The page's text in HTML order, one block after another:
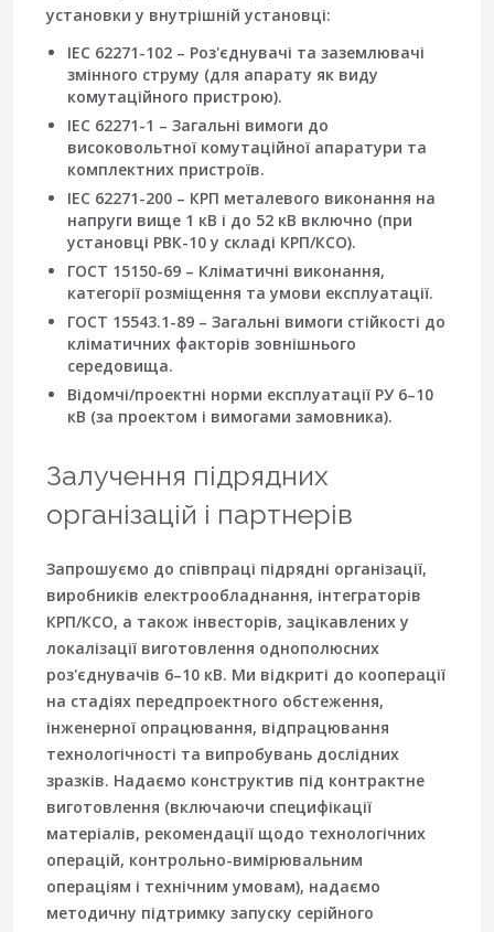
установки у внутрішній установці:
IEC 62271-102 – Роз'єднувачі та заземлювачі
змінного струму (для апарату як виду
комутаційного пристрою).
IEC 62271-1 – Загальні вимоги до
високовольтної комутаційної апаратури та
комплектних пристроїв.
IEC 62271-200 – КРП металевого виконання на
напруги вище 1 кВ і до 52 кВ включно (при
установці РВК-10 у складі КРП/КСО).
ГОСТ 15150-69 – Кліматичні виконання,
категорії розміщення та умови експлуатації.
ГОСТ 15543.1-89 – Загальні вимоги стійкості до
кліматичних факторів зовнішнього
середовища.
Відомчі/проектні норми експлуатації РУ 6–10
кВ (за проектом і вимогами замовника).
Залучення підрядних
організацій і партнерів
Запрошуємо до співпраці підрядні організації,
виробників електрообладнання, інтеграторів
КРП/КСО, а також інвесторів, зацікавлених у
локалізації виготовлення однополюсних
роз'єднувачів 6–10 кВ. Ми відкриті до кооперації
на стадіях передпроектного обстеження,
інженерної опрацювання, відпрацювання
технологічності та випробувань дослідних
зразків. Надаємо конструктив під контрактне
виготовлення (включаючи специфікації
матеріалів, рекомендації щодо технологічних
операцій, контрольно-вимірювальним
операціям і технічним умовам), надаємо
методичну підтримку запуску серійного